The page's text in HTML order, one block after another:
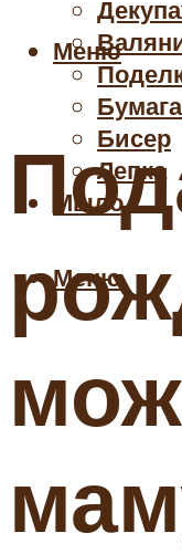
Бумага
Бисер
Лепка
Мыло
Меню
Меню